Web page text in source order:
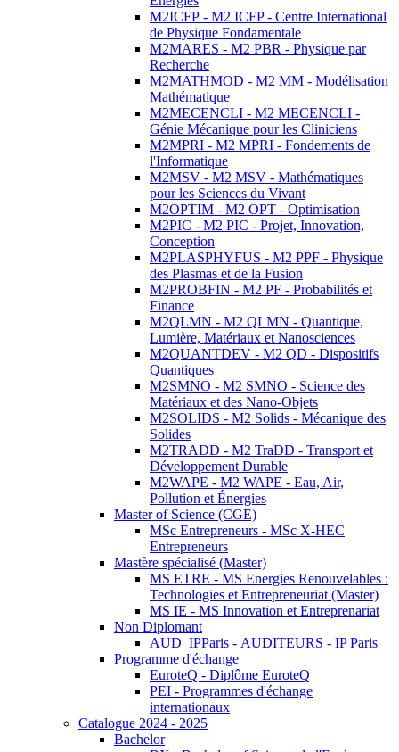
M2ICFP - M2 ICFP - Centre International
de Physique Fondamentale
M2MARES - M2 PBR - Physique par
Recherche
M2MATHMOD - M2 MM - Modélisation
Mathématique
M2MECENCLI - M2 MECENCLI -
Génie Mécanique pour les Cliniciens
M2MPRI - M2 MPRI - Fondements de
l'Informatique
M2MSV - M2 MSV - Mathématiques
pour les Sciences du Vivant
M2OPTIM - M2 OPT - Optimisation
M2PIC - M2 PIC - Projet, Innovation,
Conception
M2PLASPHYFUS - M2 PPF - Physique
des Plasmas et de la Fusion
M2PROBFIN - M2 PF - Probabilités et
Finance
M2QLMN - M2 QLMN - Quantique,
Lumière, Matériaux et Nanosciences
M2QUANTDEV - M2 QD - Dispositifs
Quantiques
M2SMNO - M2 SMNO - Science des
Matériaux et des Nano-Objets
M2SOLIDS - M2 Solids - Mécanique des
Solides
M2TRADD - M2 TraDD - Transport et
Développement Durable
M2WAPE - M2 WAPE - Eau, Air,
Pollution et Énergies
Master of Science (CGE)
MSc Entrepreneurs - MSc X-HEC
Entrepreneurs
Mastère spécialisé (Master)
MS ETRE - MS Energies Renouvelables :
Technologies et Entrepreneuriat (Master)
MS IE - MS Innovation et Entreprenariat
Non Diplomant
AUD_IPParis - AUDITEURS - IP Paris
Programme d'échange
EuroteQ - Diplôme EuroteQ
PEI - Programmes d'échange
internationaux
Catalogue 2024 - 2025
Bachelor